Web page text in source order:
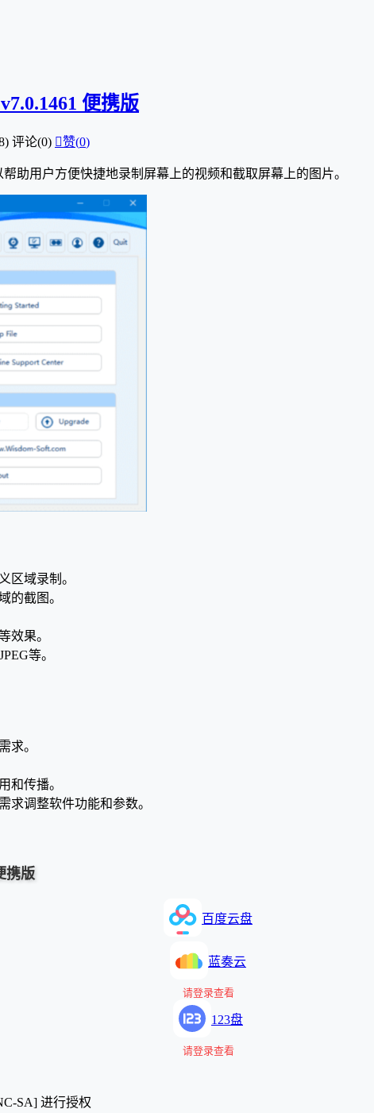
便携版
评论(0) 赞(0)
助用户方便快捷地录制屏幕上的视频和截取屏幕上的图片。
区域录制。
的截图。
效果。
等。
求。
和传播。
求调整软件功能和参数。
携版
百度云盘
蓝奏云
请登录查看
123盘
请登录查看
SA] 进行授权